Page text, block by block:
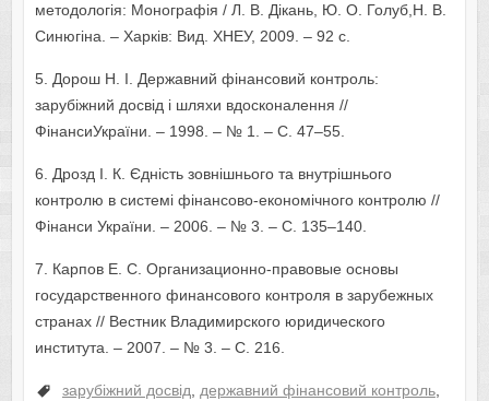
методологія: Монографія / Л. В. Дікань, Ю. О. Голуб,Н. В.
Синюгіна. – Харків: Вид. ХНЕУ, 2009. – 92 с.
5. Дорош Н. І. Державний фінансовий контроль:
зарубіжний досвід і шляхи вдосконалення //
ФінансиУкраїни. – 1998. – № 1. – С. 47–55.
6. Дрозд І. К. Єдність зовнішнього та внутрішнього
контролю в системі фінансово-економічного контролю //
Фінанси України. – 2006. – № 3. – С. 135–140.
7. Карпов Е. С. Организационно-правовые основы
государственного финансового контроля в зарубежных
странах // Вестник Владимирского юридического
института. – 2007. – № 3. – C. 216.
зарубіжний досвід, державний фінансовий контроль,